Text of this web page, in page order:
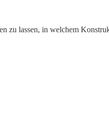
zu lassen, in welchem